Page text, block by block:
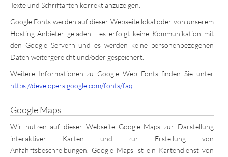
Texte und Schriftarten korrekt anzuzeigen.
Google Fonts werden auf dieser Webseite lokal oder von unserem
Hosting-Anbieter geladen - es erfolgt keine Kommunikation mit
den Google Servern und es werden keine personenbezogenen
Daten weitergereicht und/oder gespeichert.
Weitere Informationen zu Google Web Fonts finden Sie unter
https://developers.google.com/fonts/faq
Google Maps
Wir nutzen auf dieser Webseite Google Maps zur Darstellung
interaktiver Karten und zur Erstellung von
Anfahrtsbeschreibungen. Google Maps ist ein Kartendienst von